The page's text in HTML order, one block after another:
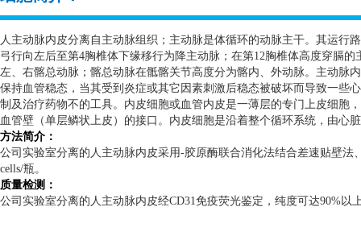
人主动脉内皮分离自主动脉组织；主动脉是体循环的动脉主干。其运行
弓行向左后至第4胸椎体下缘移行为降主动脉；在第12胸椎体高度穿膈的
左、右髂总动脉；髂总动脉在骶髂关节高度分为髂内、外动脉。主动脉
保持血管稳态，当其受到炎症或其它因素刺激后稳态被破坏而导致一些
制及治疗药物不的工具。内皮细胞或血管内皮是一薄层的专门上皮细胞
血管壁（单层鳞状上皮）的接口。内皮细胞是沿着整个循环系统，由心
方法简介：
公司实验室分离的人主动脉内皮采用-胶原酶联合消化法结合差速贴壁法
cells/瓶。
质量检测：
公司实验室分离的人主动脉内皮经CD31免疫荧光鉴定，纯度可达90%以